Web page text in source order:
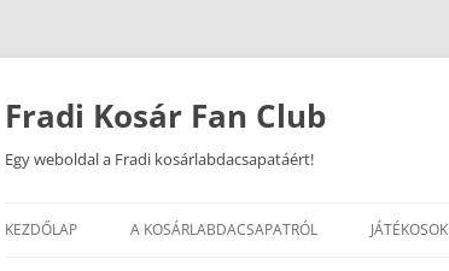
Kilépés
tartalomba
Fradi Kosár Fan Club
Egy weboldal a Fradi kosárlabdacsapatáért!
KEZDŐLAP A KOSÁRLABDACSAPATRÓL JÁTÉKOSOK